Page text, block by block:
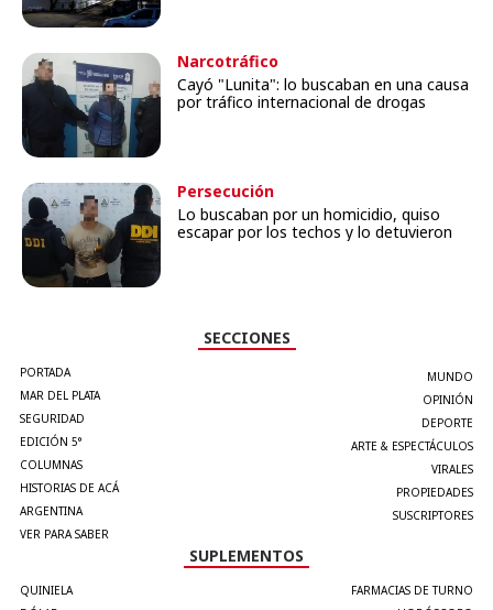
Narcotráfico
Cayó "Lunita": lo buscaban en una causa
por tráfico internacional de drogas
Persecución
Lo buscaban por un homicidio, quiso
escapar por los techos y lo detuvieron
SECCIONES
PORTADA
MAR DEL PLATA
SEGURIDAD
EDICIÓN 5°
COLUMNAS
HISTORIAS DE ACÁ
ARGENTINA
VER PARA SABER
MUNDO
OPINIÓN
DEPORTE
ARTE & ESPECTÁCULOS
VIRALES
PROPIEDADES
SUSCRIPTORES
SUPLEMENTOS
QUINIELA
FARMACIAS DE TURNO